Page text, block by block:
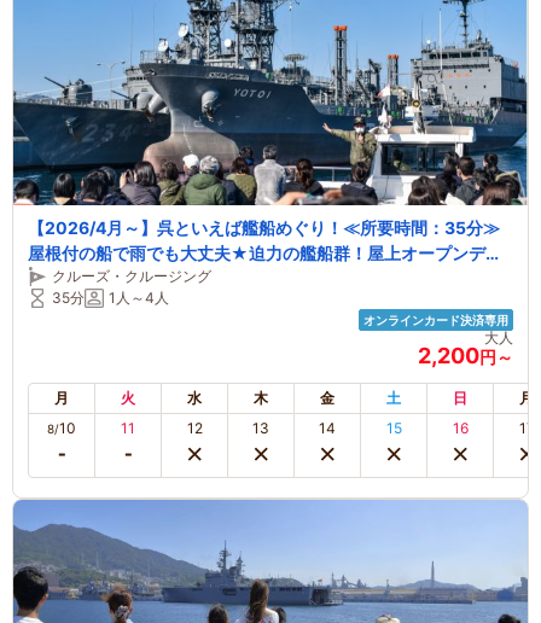
【2026/4月～】呉といえば艦船めぐり！≪所要時間：35分≫
屋根付の船で雨でも大丈夫★迫力の艦船群！屋上オープンデッ
キを備えた船で快適クルージング★【ファミリー・カップルに
おすすめ】
クルーズ・クルージング
35分
1人～4人
オンラインカード決済専用
大人
2,200円～
月 火 水 木 金 土 日 月
8/10 11 12 13 14 15 16 17